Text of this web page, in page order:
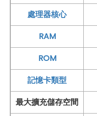
◎ 後置 5,000 萬
鏡頭 + 200 萬
◎Wi-Fi5、藍牙5.1、
◎ 臉部辨識、側邊
◎ 5,000mAh電池
◎ 採用USB Type-C規
向有線充電
處理器核心
RAM
ROM
記憶卡類型
最大擴充儲存空間